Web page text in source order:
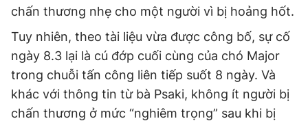
chấn thương nhẹ cho một người vì bị hoảng hốt.
Tuy nhiên, theo tài liệu vừa được công bố, sự cố
ngày 8.3 lại là cú đớp cuối cùng của chó Major
trong chuỗi tấn công liên tiếp suốt 8 ngày. Và
khác với thông tin từ bà Psaki, không ít người bị
chấn thương ở mức “nghiêm trọng” sau khi bị